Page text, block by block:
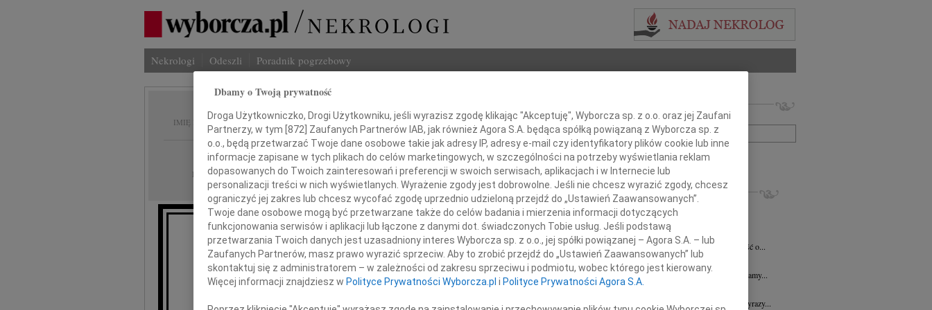
Nekrologi Odeszli Poradnik pogrzebowy
IMIĘ I NAZWISKO: Mikołaj
REGION: Płock
DATA EMISJI: 04.12.2020
Wyrazy głębokiego współczucia i słowa otuchy
Lek. dent. Ani Kluk-Staniewskiej
Imię i nazwisko lub numer ogłoszenia:
+ szukanie zaawansowane
INNE NEKROLOGI
16.07.2026Płock
Wyrazy głębokiego współczucia dla Pani...
Cezary Fijałkowski 03.07.2026
Z głębokim smutkiem przyjęliśmy wiadomość o...
29.06.2026
Płock
Naszej Koleżance Julicie Kalinowskiej składamy...
19.06.2026
Naszej Koleżance Wioletcie Czajkowskiej wyrazy...
Dbamy o Twoją prywatność
Droga Użytkowniczko, Drogi Użytkowniku, jeśli wyrazisz zgodę klikając "Akceptuję", Wyborcza sp. z o.o. oraz jej Zaufani
Partnerzy, w tym [872] Zaufanych Partnerów IAB, jak również Agora S.A. będąca spółką powiązaną z Wyborcza sp. z
o.o., będą przetwarzać Twoje dane osobowe takie jak adresy IP, adresy e-mail czy identyfikatory plików cookie lub inne
informacje zapisane w tych plikach do celów marketingowych, w szczególności na potrzeby wyświetlania reklam
dopasowanych do Twoich zainteresowań i preferencji w swoich serwisach, aplikacjach i w Internecie lub
personalizacji treści w nich wyświetlanych. Wyrażenie zgody jest dobrowolne. Jeśli nie chcesz wyrazić zgody, chcesz
ograniczyć jej zakres lub chcesz wycofać zgodę uprzednio udzieloną przejdź do „Ustawień Zaawansowanych”.
Twoje dane osobowe mogą być przetwarzane także do celów badania i mierzenia informacji dotyczących
funkcjonowania serwisów i aplikacji lub łączone z danymi dot. świadczonych Tobie usług. Jeśli podstawą
przetwarzania Twoich danych jest uzasadniony interes Wyborcza sp. z o.o., jej spółki powiązanej – Agora S.A. – lub
Zaufanych Partnerów, masz prawo wyrazić sprzeciw. Aby to zrobić przejdź do „Ustawień Zaawansowanych” lub
skontaktuj się z administratorem – w zależności od zakresu sprzeciwu i podmiotu, wobec którego jest kierowany.
Więcej informacji znajdziesz w Polityce Prywatności Wyborcza.pl i Polityce Prywatności Agora S.A.